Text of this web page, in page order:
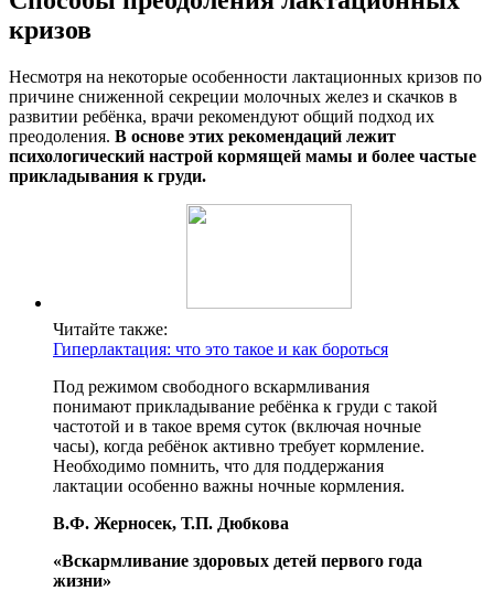
кризов
Несмотря на некоторые особенности лактационных кризов по
причине сниженной секреции молочных желез и скачков в
развитии ребёнка, врачи рекомендуют общий подход их
преодоления. В основе этих рекомендаций лежит
психологический настрой кормящей мамы и более частые
прикладывания к груди.
Читайте также:
Гиперлактация: что это такое и как бороться
Под режимом свободного вскармливания
понимают прикладывание ребёнка к груди с такой
частотой и в такое время суток (включая ночные
часы), когда ребёнок активно требует кормление.
Необходимо помнить, что для поддержания
лактации особенно важны ночные кормления.
В.Ф. Жерносек, Т.П. Дюбкова
«Вскармливание здоровых детей первого года
жизни»